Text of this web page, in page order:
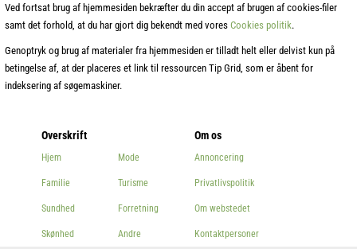
Overskrift
Hjem
Familie
Sundhed
Skønhed
Mode
Turisme
Forretning
Andre
Om os
Annoncering
Privatlivspolitik
Om webstedet
Kontaktpersoner
Ved fortsat brug af hjemmesiden bekræfter du din accept af brugen af cookies-filer
samt det forhold, at du har gjort dig bekendt med vores Cookies politik.
Genoptryk og brug af materialer fra hjemmesiden er tilladt helt eller delvist kun på
betingelse af, at der placeres et link til ressourcen Tip Grid, som er åbent for
indeksering af søgemaskiner.